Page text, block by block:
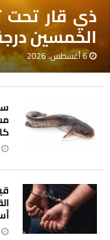
ذي قار تحت
الخمسين
6 أغسطس، 2026